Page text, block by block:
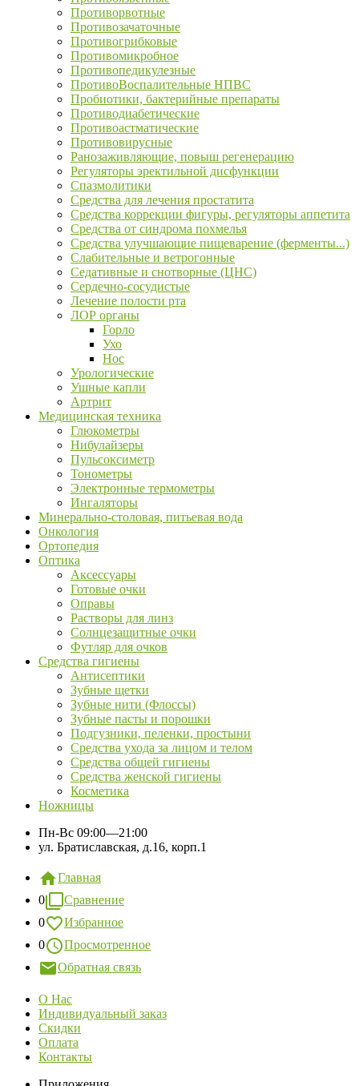
Противорвотные
Противозачаточные
Противогрибковые
Противомикробное
Противопедикулезные
ПротивоВоспалительные НПВС
Пробиотики, бактерийные препараты
Противодиабетические
Противоастматические
Противовирусные
Ранозаживляющие, повыш регенерацию
Регуляторы эректильной дисфункции
Спазмолитики
Средства для лечения простатита
Средства коррекции фигуры, регуляторы аппетита
Средства от синдрома похмелья
Средства улучшающие пищеварение (ферменты...)
Слабительные и ветрогонные
Седативные и снотворные (ЦНС)
Сердечно-сосудистые
Лечение полости рта
ЛОР органы
Горло
Ухо
Нос
Урологические
Ушные капли
Артрит
Медицинская техника
Глюкометры
Нибулайзеры
Пульсоксиметр
Тонометры
Электронные термометры
Ингаляторы
Минерально-столовая, питьевая вода
Онкология
Ортопедия
Оптика
Аксессуары
Готовые очки
Оправы
Растворы для линз
Солнцезащитные очки
Футляр для очков
Средства гигиены
Антисептики
Зубные щетки
Зубные нити (Флоссы)
Зубные пасты и порошки
Подгузники, пеленки, простыни
Средства ухода за лицом и телом
Средства общей гигиены
Средства женской гигиены
Косметика
Ножницы
Пн-Вс 09:00—21:00
ул. Братиславская, д.16, корп.1
Главная
0
Сравнение
0
Избранное
0
Просмотренное
Обратная связь
О Нас
Индивидуальный заказ
Скидки
Оплата
Контакты